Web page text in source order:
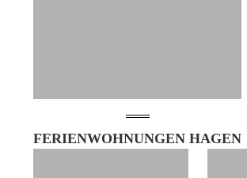
FERIENWOHNUNGEN HAGEN